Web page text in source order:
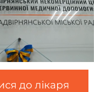
до лікаря